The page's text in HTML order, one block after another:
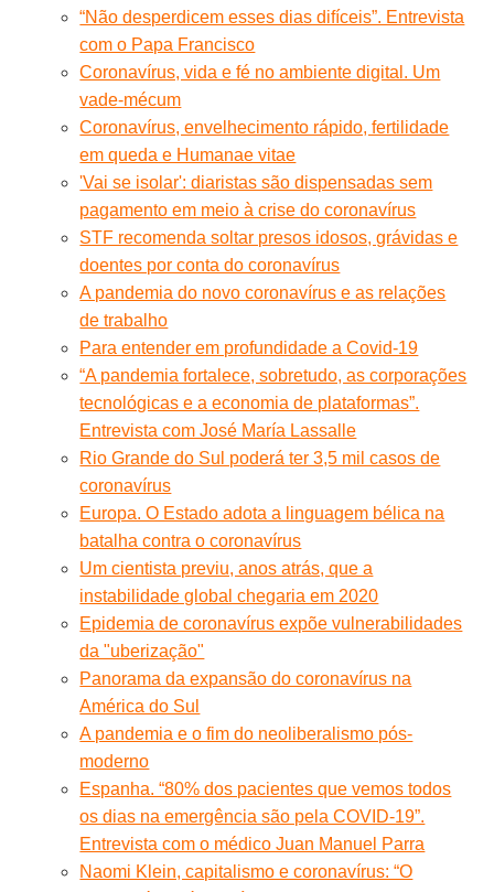
“Não desperdicem esses dias difíceis”. Entrevista
com o Papa Francisco
Coronavírus, vida e fé no ambiente digital. Um
vade-mécum
Coronavírus, envelhecimento rápido, fertilidade
em queda e Humanae vitae
'Vai se isolar': diaristas são dispensadas sem
pagamento em meio à crise do coronavírus
STF recomenda soltar presos idosos, grávidas e
doentes por conta do coronavírus
A pandemia do novo coronavírus e as relações
de trabalho
Para entender em profundidade a Covid-19
“A pandemia fortalece, sobretudo, as corporações
tecnológicas e a economia de plataformas”.
Entrevista com José María Lassalle
Rio Grande do Sul poderá ter 3,5 mil casos de
coronavírus
Europa. O Estado adota a linguagem bélica na
batalha contra o coronavírus
Um cientista previu, anos atrás, que a
instabilidade global chegaria em 2020
Epidemia de coronavírus expõe vulnerabilidades
da "uberização"
Panorama da expansão do coronavírus na
América do Sul
A pandemia e o fim do neoliberalismo pós-
moderno
Espanha. “80% dos pacientes que vemos todos
os dias na emergência são pela COVID-19”.
Entrevista com o médico Juan Manuel Parra
Naomi Klein, capitalismo e coronavírus: “O